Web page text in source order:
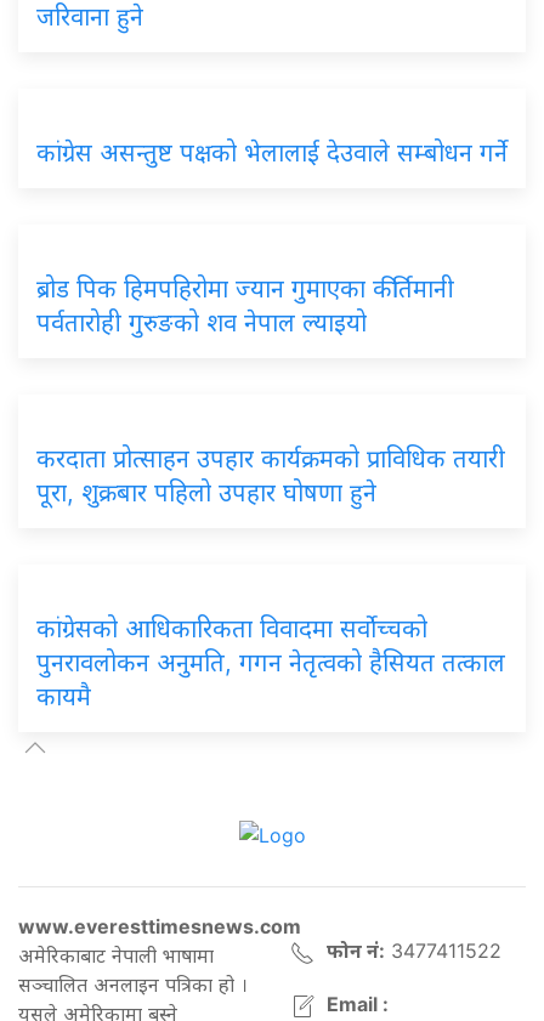
जरिवाना हुने
कांग्रेस असन्तुष्ट पक्षको भेलालाई देउवाले सम्बोधन गर्ने
ब्रोड पिक हिमपहिरोमा ज्यान गुमाएका कीर्तिमानी
पर्वतारोही गुरुङको शव नेपाल ल्याइयो
करदाता प्रोत्साहन उपहार कार्यक्रमको प्राविधिक तयारी
पूरा, शुक्रबार पहिलो उपहार घोषणा हुने
कांग्रेसको आधिकारिकता विवादमा सर्वोच्चको
पुनरावलोकन अनुमति, गगन नेतृत्वको हैसियत तत्काल
कायमै
www.everesttimesnews.com
अमेरिकाबाट नेपाली भाषामा
सञ्चालित अनलाइन पत्रिका हो ।
यसले अमेरिकामा बस्ने
फोन नं: 3477411522
Email :